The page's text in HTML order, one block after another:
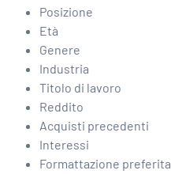
Posizione
Età
Genere
Industria
Titolo di lavoro
Reddito
Acquisti precedenti
Interessi
Formattazione preferita